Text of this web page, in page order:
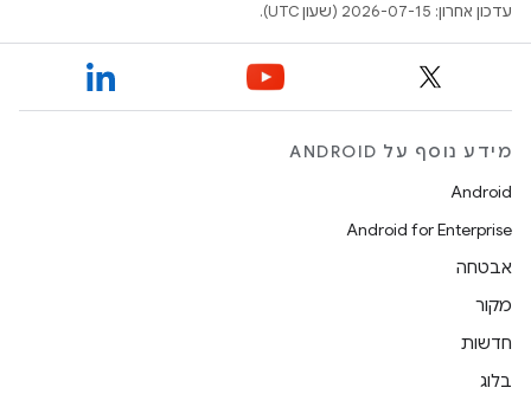
עדכון אחרון: 2026-07-15 (שעון UTC).
מידע נוסף על ANDROID
Android
Android for Enterprise
אבטחה
מקור
חדשות
בלוג